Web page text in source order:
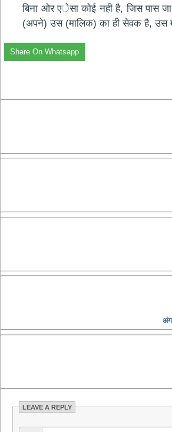
बिना ओर एेसा कोई नही है, जिस पास
(अपने) उस (मालिक) का ही सेवक है, उस
Share On Whatsapp
LEAVE A REPLY